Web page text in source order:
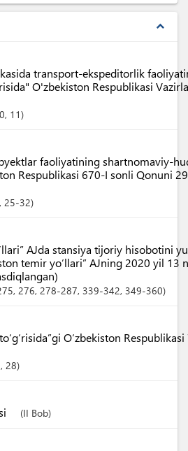
expand_less
transport-ekspeditorlik
O'zbekiston Respublikasi
, 11
faoliyatining shartnomaviy-
Respublikasi 670-I sonli Qonuni
, 25-32
AJda stansiya tijoriy hisobotini
temir yo’llari” AJning 2020 yil 13
, 276, 278-287, 339-342, 349-360
O‘zbekiston
, 28
(II Bob)